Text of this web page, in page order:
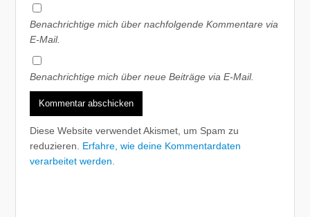
Benachrichtige mich über nachfolgende Kommentare via
E-Mail.
Benachrichtige mich über neue Beiträge via E-Mail.
Diese Website verwendet Akismet, um Spam zu
reduzieren. Erfahre, wie deine Kommentardaten
verarbeitet werden.